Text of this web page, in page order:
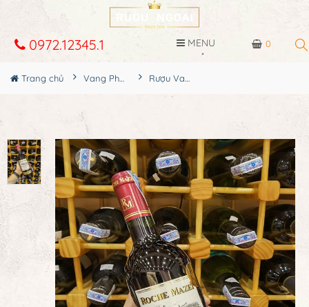
0
0972.12345.1 MENU
Trang chủ Vang Pháp Rượu Vang Roche Mazet Cabernet Sauvignon